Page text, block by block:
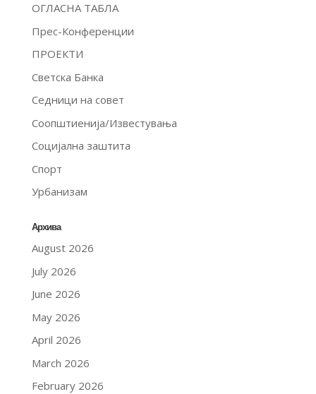
ОГЛАСНА ТАБЛА
Прес-Конференции
ПРОЕКТИ
Светска Банка
Седници на совет
Соопштиенија/Известувања
Социјална заштита
Спорт
Урбанизам
Архива
August 2026
July 2026
June 2026
May 2026
April 2026
March 2026
February 2026